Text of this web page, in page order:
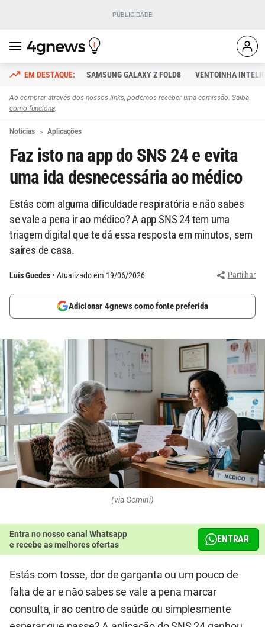
SAMSUNG GALAXY Z FOLD8 VENTOINHA
Ao comprar através dos nossos links, podemos receber uma comissão. Saiba
como funciona.
Notícias Aplicações
Faz isto na app do SNS 24 e evita
uma ida desnecessária ao médico
Estás com alguma dificuldade respiratória e não sabes
se vale a pena ir ao médico? A app SNS 24 tem uma
triagem digital que te dá essa resposta em minutos, sem
saíres de casa.
Luís Guedes Atualizado em 19/06/2026 Partilhar
Adicionar 4gnews como fonte preferida
(via Gemini)
Entra no nosso canal Whatsapp
e recebe as melhores ofertas
ENTRAR
Estás com tosse, dor de garganta ou um pouco de
falta de ar e não sabes se vale a pena marcar
consulta, ir ao centro de saúde ou simplesmente